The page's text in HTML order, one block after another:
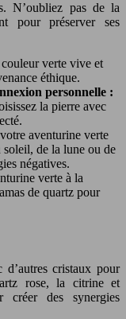
N’oubliez pas de la
pour préserver ses
verte vive et
éthique.
personnelle :
la pierre avec
aventurine verte
soleil, de la lune ou de
négatives.
verte à la
de quartz pour
d’autres cristaux pour
rose, la citrine et
créer des synergies